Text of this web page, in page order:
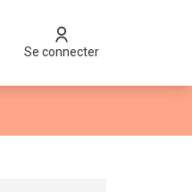
Se connecter